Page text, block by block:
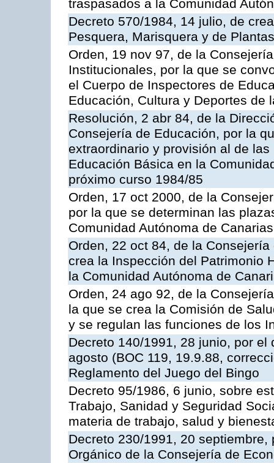
traspasados a la Comunidad
Decreto 570/1984, 14 julio, de
Pesquera, Marisquera y de
Orden, 19 nov 97, de la
Institucionales, por la que se
el Cuerpo de Inspectores de
Educación, Cultura y Deportes de
Resolución, 2 abr 84, de la
Consejería de Educación, por la
extraordinario y provisión al de
Educación Básica en la
próximo curso 1984/85
Orden, 17 oct 2000, de la
por la que se determinan las
Comunidad Autónoma de Canarias
Orden, 22 oct 84, de la
crea la Inspección del Patrimonio
la Comunidad Autónoma de
Orden, 24 ago 92, de la
la que se crea la Comisión de
y se regulan las funciones de los
Decreto 140/1991, 28 junio, por
agosto (BOC 119, 19.9.88,
Reglamento del Juego del Bingo
Decreto 95/1986, 6 junio, sobre
Trabajo, Sanidad y Seguridad
materia de trabajo, salud y
Decreto 230/1991, 20
Orgánico de la Consejería de